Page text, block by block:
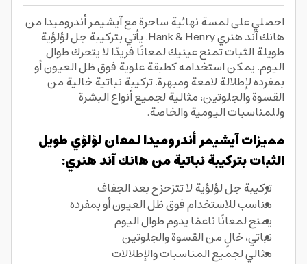
احصلي على لمسة نهائية ساحرة مع آيشيمر أندروميدا من
هانك آند هنري Hank & Henry. يأتي بتركيبة جل لؤلؤية
طويلة الثبات تمنح عينيك لمعانًا فريدًا لا يتحرك طوال
اليوم. يمكن استخدامه كطبقة علوية فوق ظل العيون أو
بمفرده لإطلالة لامعة ومبهرة. تركيبة نباتية خالية من
القسوة والجلوتين، مثالية لجميع أنواع البشرة
وللمناسبات اليومية والخاصة.
مميزات آيشيمر أندروميدا لمعان لؤلؤي طويل
الثبات بتركيبة نباتية من هانك آند هنري:
تركيبة جل لؤلؤية لا تتزحزح بعد الجفاف
مناسب للاستخدام فوق ظل العيون أو بمفرده
يمنح لمعانًا ناعمًا يدوم طوال اليوم
نباتي، خالٍ من القسوة والجلوتين
مثالي لجميع المناسبات والإطلالات